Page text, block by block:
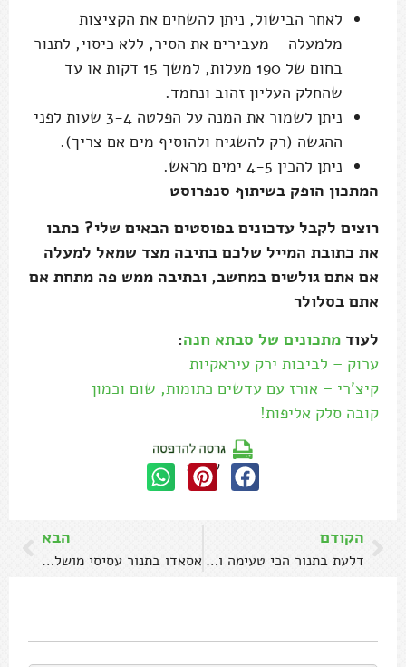
לאחר הבישול, ניתן להשחים את הקציצות
מלמעלה – מעבירים את הסיר, ללא כיסוי, לתנור
בחום של 190 מעלות, למשך 15 דקות או עד
שהחלק העליון זהוב ונחמד.
ניתן לשמור את המנה על הפלטה 3-4 שעות לפני
ההגשה (רק להשגיח ולהוסיף מים אם צריך).
ניתן להכין 4-5 ימים מראש.
המתכון הופק בשיתוף סנפרוסט
רוצים לקבל עדכונים בפוסטים הבאים שלי? כתבו
את כתובת המייל שלכם בתיבה מצד שמאל למעלה
אם אתם גולשים במחשב, ובתיבה ממש פה מתחת אם
אתם בסלולר
לעוד מתכונים של סבתא חנה:
ערוק – לביבות ירק עיראקיות
קיצ'רי – אורז עם עדשים כתומות, שום וכמון
קובה סלק אליפות!
שתפו:
הקודם
דלעת בתנור הכי טעימה וקלה שיש
הבא
אסאדו בתנור עסיסי מושלם עם ירקות שורש